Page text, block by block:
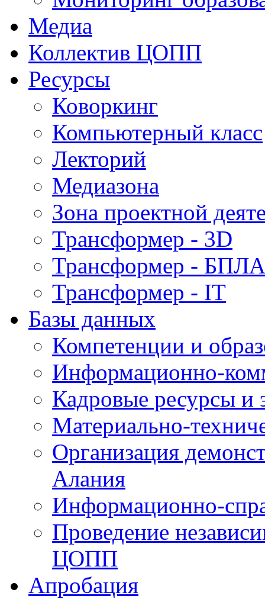
Медиа
Коллектив ЦОПП
Ресурсы
Коворкинг
Компьютерный класс
Лекторий
Медиазона
Зона проектной
Трансформер - 3D
Трансформер - БПЛА
Трансформер - IT
Базы данных
Компетенции и
Информационно-
Кадровые ресурсы
Материально-
Организация
Алания
Информационно-
Проведение
ЦОПП
Апробация